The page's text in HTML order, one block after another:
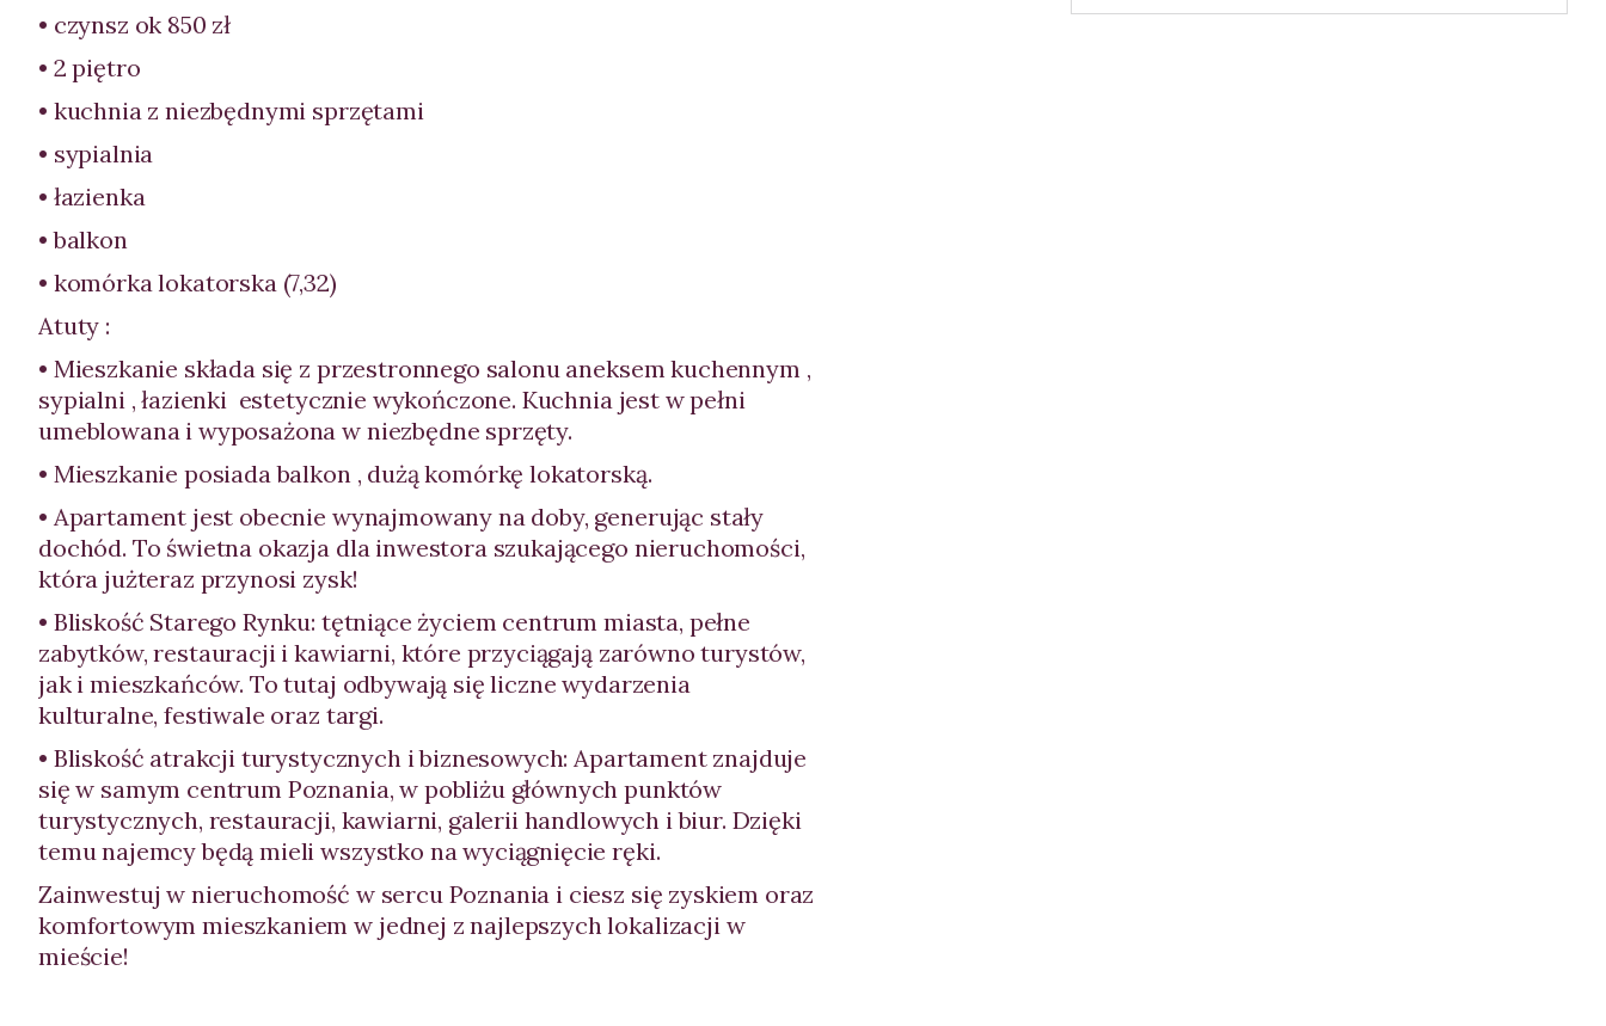
• czynsz ok 850 zł
• 2 piętro
• kuchnia z niezbędnymi sprzętami
• sypialnia
• łazienka
• balkon
• komórka lokatorska (7,32)
Atuty :
• Mieszkanie składa się z przestronnego salonu aneksem kuchennym ,
sypialni , łazienki estetycznie wykończone. Kuchnia jest w pełni
umeblowana i wyposażona w niezbędne sprzęty.
• Mieszkanie posiada balkon , dużą komórkę lokatorską.
• Apartament jest obecnie wynajmowany na doby, generując stały
dochód. To świetna okazja dla inwestora szukającego nieruchomości,
która jużteraz przynosi zysk!
• Bliskość Starego Rynku: tętniące życiem centrum miasta, pełne
zabytków, restauracji i kawiarni, które przyciągają zarówno turystów,
jak i mieszkańców. To tutaj odbywają się liczne wydarzenia
kulturalne, festiwale oraz targi.
• Bliskość atrakcji turystycznych i biznesowych: Apartament znajduje
się w samym centrum Poznania, w pobliżu głównych punktów
turystycznych, restauracji, kawiarni, galerii handlowych i biur. Dzięki
temu najemcy będą mieli wszystko na wyciągnięcie ręki.
Zainwestuj w nieruchomość w sercu Poznania i ciesz się zyskiem oraz
komfortowym mieszkaniem w jednej z najlepszych lokalizacji w
mieście!